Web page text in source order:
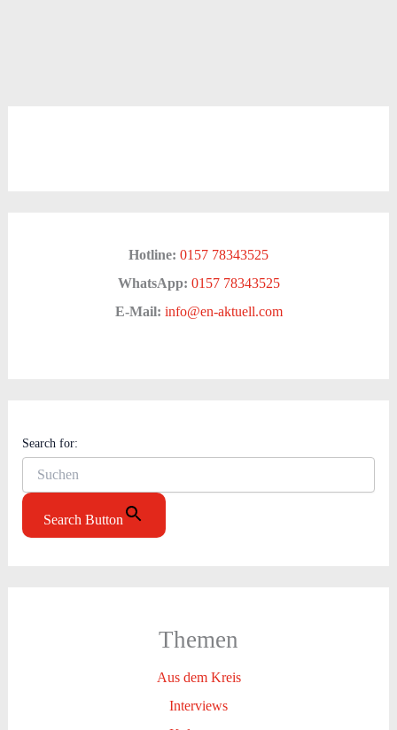
Hotline: 0157 78343525
WhatsApp: 0157 78343525
E-Mail: info@en-aktuell.com
Search for:
Search Button
Themen
Aus dem Kreis
Interviews